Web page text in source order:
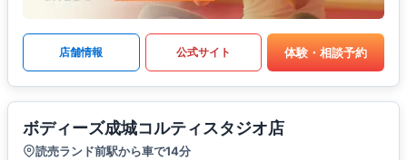
店舗情報 公式サイト 体験・相談予約
ボディーズ成城コルティスタジオ店
読売ランド前駅から車で14分